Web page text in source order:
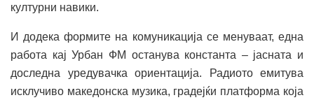
културни навики.
И додека формите на комуникација се менуваат, една
работа кај Урбан ФМ останува константа – јасната и
доследна уредувачка ориентација. Радиото емитува
исклучиво македонска музика, градејќи платформа која